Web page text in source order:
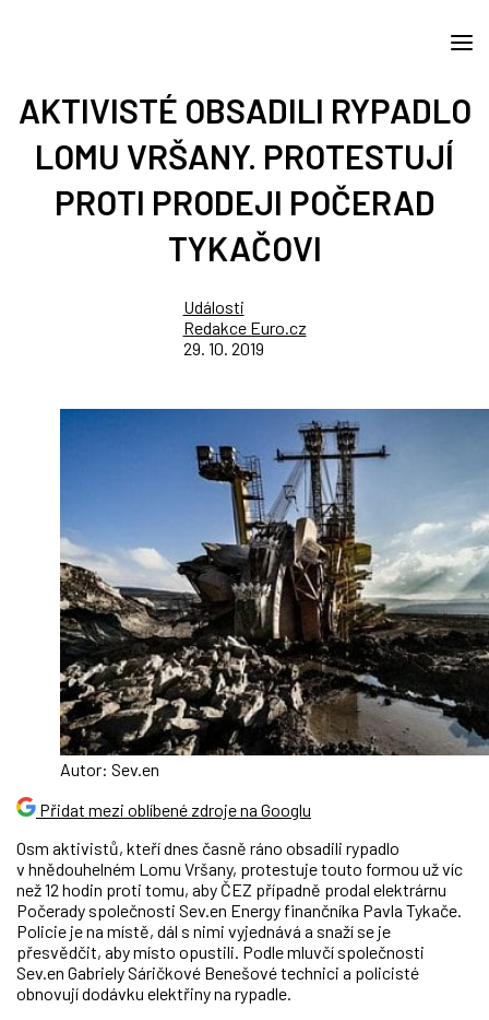
AKTIVISTÉ OBSADILI RYPADLO
LOMU VRŠANY. PROTESTUJÍ
PROTI PRODEJI POČERAD
TYKAČOVI
Události
Redakce Euro.cz
29. 10. 2019
Autor: Sev.en
Přidat mezi oblíbené zdroje na Googlu
Osm aktivistů, kteří dnes časně ráno obsadili rypadlo
v hnědouhelném Lomu Vršany, protestuje touto formou už víc
než 12 hodin proti tomu, aby ČEZ případně prodal elektrárnu
Počerady společnosti Sev.en Energy finančníka Pavla Tykače.
Policie je na místě, dál s nimi vyjednává a snaží se je
přesvědčit, aby místo opustili. Podle mluvčí společnosti
Sev.en Gabriely Sáričkové Benešové technici a policisté
obnovují dodávku elektřiny na rypadle.